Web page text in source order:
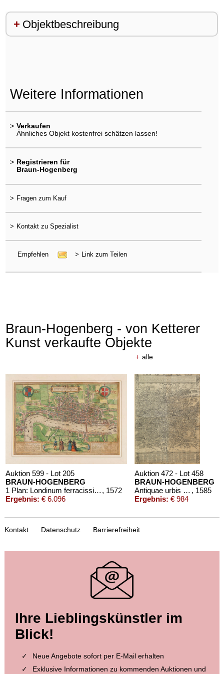
Objektbeschreibung
Weitere Informationen
> Verkaufen
Ähnliches Objekt kostenfrei schätzen lassen!
> Registrieren für
Braun-Hogenberg
> Fragen zum Kauf
> Kontakt zu Spezialist
Empfehlen > Link zum Teilen
Braun-Hogenberg - von Ketterer
Kunst verkaufte Objekte
+ alle
Auktion 599 - Lot 205
BRAUN-HOGENBERG
1 Plan: Londinum ferracissimi Angliae regni metropolis , 1572
Ergebnis: € 6.096
Auktion 472 - Lot 458
BRAUN-HOGENBERG
Antiquae urbis Romae , 1585
Ergebnis: € 984
Auktion 305 - Lot 860
BRAUN-HOGENBERG
Husemum. Haderslebia., 1580
Ergebnis:€ 309
Kontakt Datenschutz Barrierefreiheit
Ihre Lieblingskünstler im
Blick!
Neue Angebote sofort per E-Mail erhalten
Exklusive Informationen zu kommenden Auktionen und